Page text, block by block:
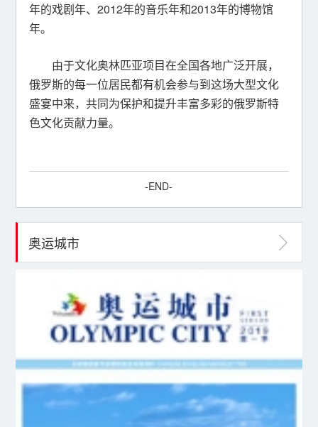
年的戏剧年、2012年的音乐年和2013年的博物馆
年。
由于文化奥林匹亚项目在全国各地广泛开展，
俄罗斯的每一位居民都有机会参与到这场大型文化
盛宴中来，共同为保护和提升丰富多彩的俄罗斯特
色文化贡献力量。
-END-
奥运城市